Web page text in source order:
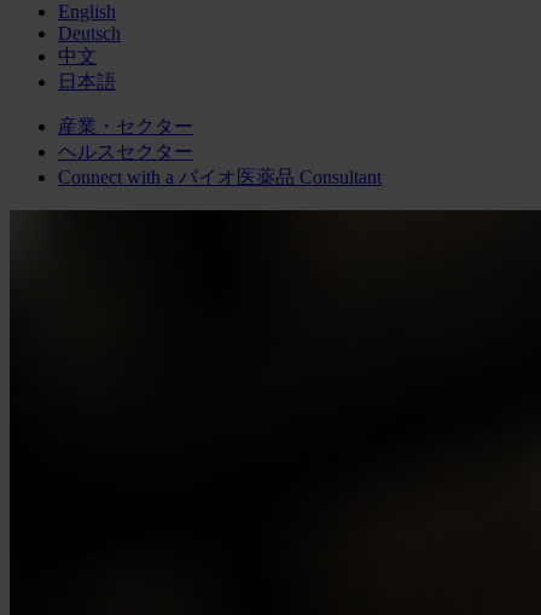
English
Deutsch
中文
日本語
産業・セクター
ヘルスセクター
Connect with a バイオ医薬品 Consultant